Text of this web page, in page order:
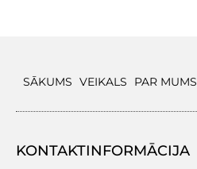
SĀKUMS VEIKALS PAR MUMS
KONTAKTINFORMĀCIJA